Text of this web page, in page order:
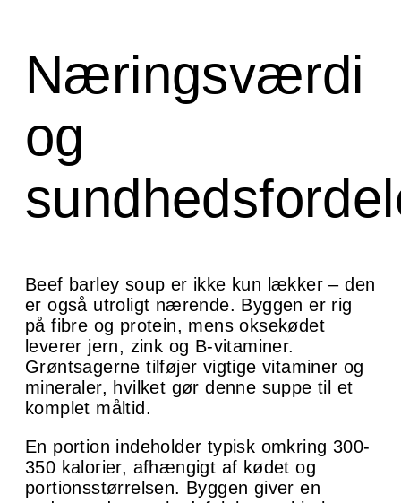
Næringsværdi
og
Beef barley soup er ikke kun lækker – den
er også utroligt nærende. Byggen er rig
på fibre og protein, mens oksekødet
leverer jern, zink og B-vitaminer.
Grøntsagerne tilføjer vigtige vitaminer og
mineraler, hvilket gør denne suppe til et
komplet måltid.
En portion indeholder typisk omkring 300-
350 kalorier, afhængigt af kødet og
portionsstørrelsen. Byggen giver en